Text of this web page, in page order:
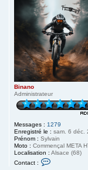
Binano
Administrateur
Messages : 1279
Enregistré le : sam. 6 déc.
Prénom : Sylvain
Moto : Commençal META
Localisation : Alsace (68)
Contact :